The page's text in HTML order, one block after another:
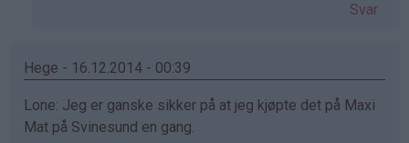
Lone
(ikke
bekreftet)
Svar
Hege - 16.12.2014 - 00:39
Lone: Jeg er ganske sikker på at jeg kjøpte det på Maxi
Mat på Svinesund en gang.